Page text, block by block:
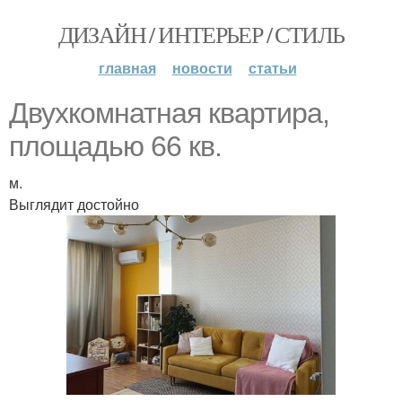
ДИЗАЙН / ИНТЕРЬЕР / СТИЛЬ
главная новости статьи
Двухкомнатная квартира,
площадью 66 кв.
м.
Выглядит достойно